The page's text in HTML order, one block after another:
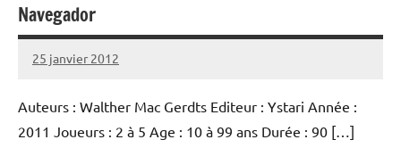
Navegador
25 janvier 2012
backus
3
Auteurs : Walther Mac Gerdts Editeur : Ystari Année :
2011 Joueurs : 2 à 5 Age : 10 à 99 ans Durée : 90 […]